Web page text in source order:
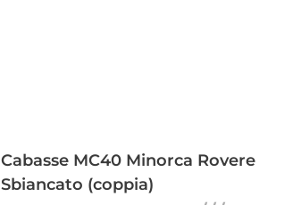
Cabasse MC40 Minorca Rovere
Sbiancato (coppia)